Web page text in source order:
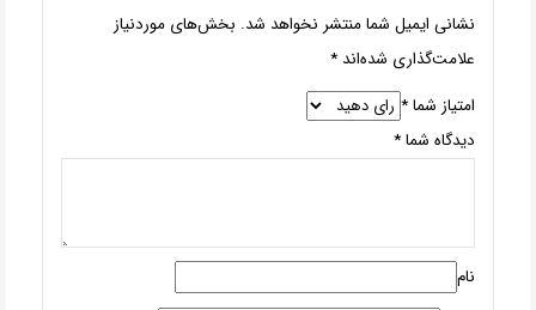
نشانی ایمیل شما منتشر نخواهد شد. بخش‌های موردنیاز
علامت‌گذاری شده‌اند *
امتیاز شما*
دیدگاه شما*
نام